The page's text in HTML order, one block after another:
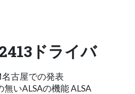
ドライバ
古屋での発表
いALSAの機能 ALSA